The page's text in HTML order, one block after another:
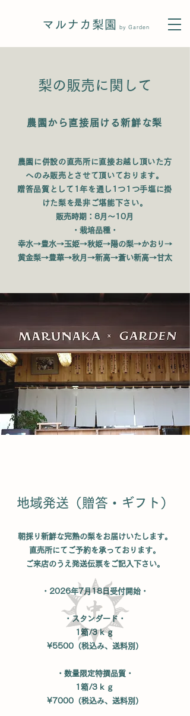
マルナカ梨園 by Garden
梨の販売に関して
農園から直接届ける新鮮な梨
農園に併設の直売所に直接お越し頂いた方
へのみ販売とさせて頂いております。
贈答品質として1年を通し1つ1つ手塩に掛
けた梨を是非ご堪能下さい。
販売時期：8月～10月
・栽培品種・
幸水→豊水→​玉姫→秋姫→陽の梨→かおり→
黄金梨→豊華→秋月→新高→蒼い新高→甘太
地域発送（贈答・ギフト）
朝採り新鮮な完熟の梨をお届けいたします。
直売所にてご予約を承っております。
​ご来店のうえ発送伝票をご記入下さい。
・2026年7月18日受付開始・
・スタンダード・
1箱/3ｋｇ
¥5500（税込み、送料別）
・数量限定特撰品質・
1箱/3ｋｇ
¥7000（税込み、送料別）